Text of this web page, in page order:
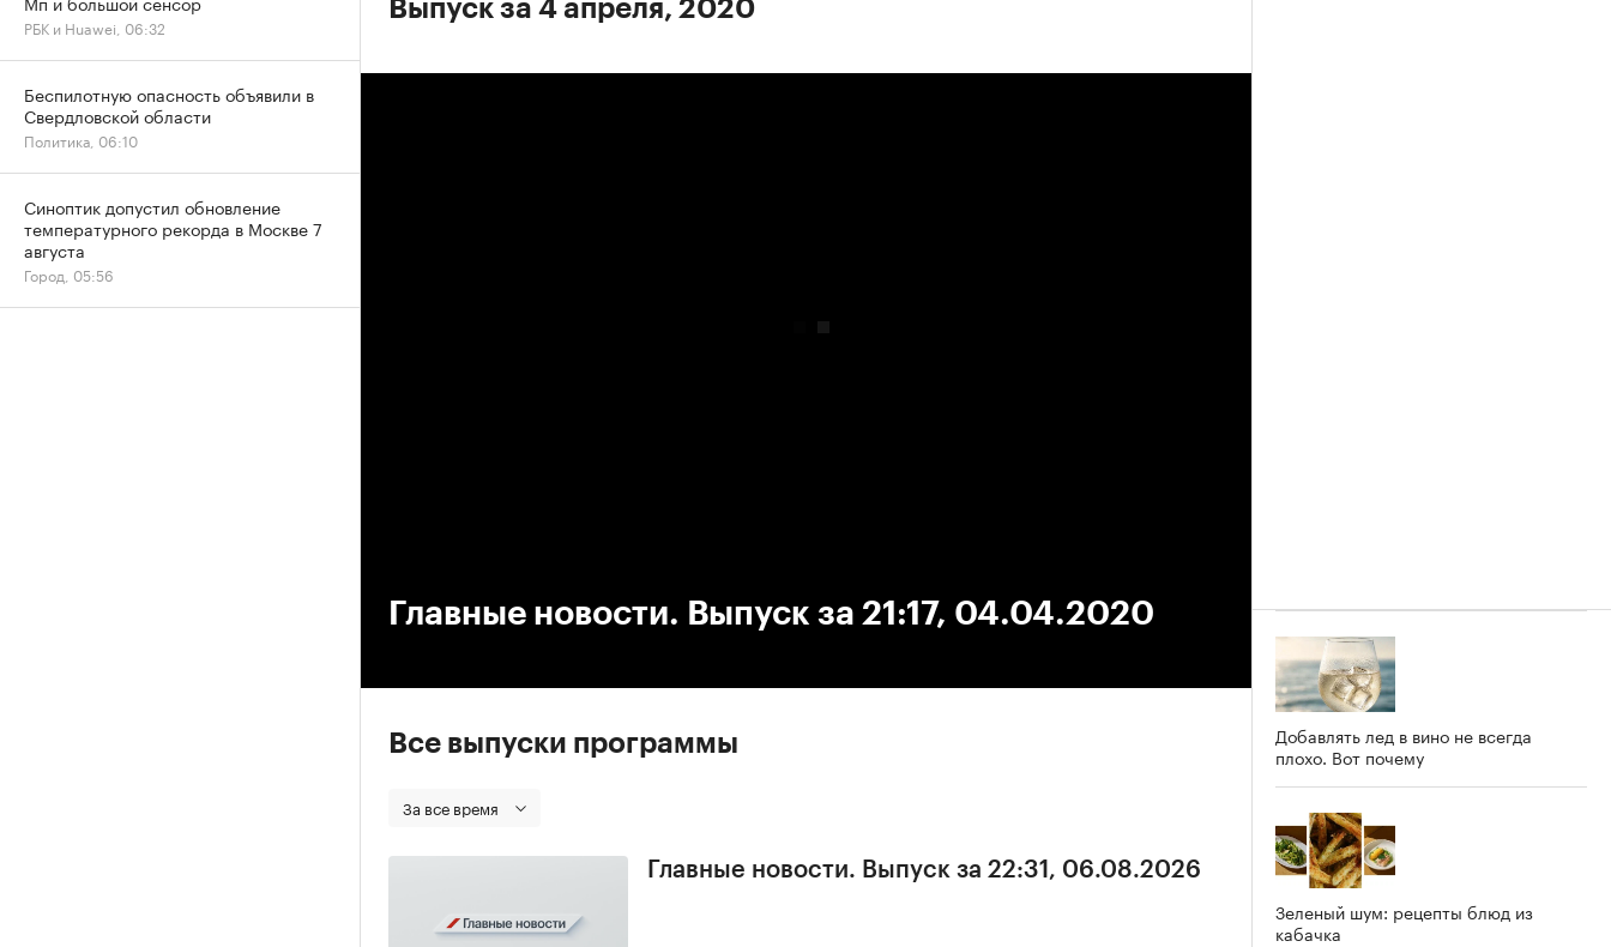
Выпуск за 4 апреля, 2020
Главные новости. Выпуск за 21:17, 04.04.2020
Все выпуски программы
За все время
Главные новости. Выпуск за 22:31, 06.08.2026
Добавлять лед в вино не всегда
плохо. Вот почему
Зеленый шум: рецепты блюд из
кабачка
РБК и Huawei, 06:32
Беспилотную опасность объявили в
Свердловской области
Политика, 06:10
Синоптик допустил обновление
температурного рекорда в Москве 7
августа
Город, 05:56